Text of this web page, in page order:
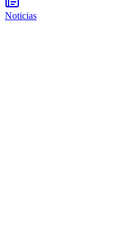
Noticias